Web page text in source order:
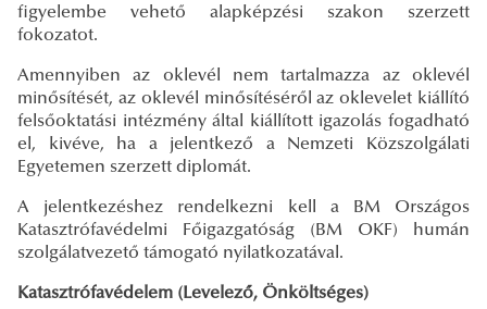
figyelembe vehető alapképzési szakon szerzett
fokozatot.
Amennyiben az oklevél nem tartalmazza az oklevél
minősítését, az oklevél minősítéséről az oklevelet kiállító
felsőoktatási intézmény által kiállított igazolás fogadható
el, kivéve, ha a jelentkező a Nemzeti Közszolgálati
Egyetemen szerzett diplomát.
A jelentkezéshez rendelkezni kell a BM Országos
Katasztrófavédelmi Főigazgatóság (BM OKF) humán
szolgálatvezető támogató nyilatkozatával.
Katasztrófavédelem (Levelező, Önköltséges)